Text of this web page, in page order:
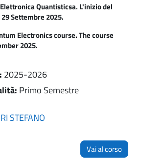
Quantisticsa. L'inizio del
Settembre 2025.
Electronics course. The course
2025.
: 2025-2026
: Primo Semestre
STEFANO
Vai al corso